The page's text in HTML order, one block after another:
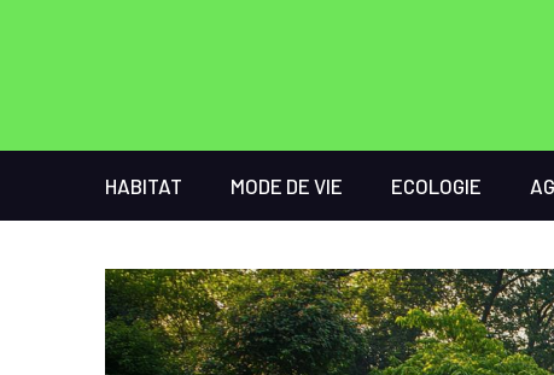
HABITAT MODE DE VIE ECOLOGIE